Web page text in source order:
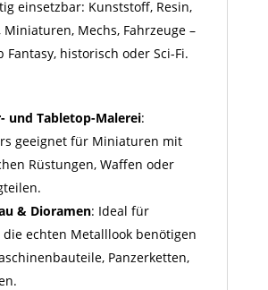
einsetzbar: Kunststoff, Resin,
Miniaturen, Mechs, Fahrzeuge –
Fantasy, historisch oder Sci-Fi.
und Tabletop-Malerei:
geeignet für Miniaturen mit
Rüstungen, Waffen oder
& Dioramen: Ideal für
die echten Metall­look benötigen
Panzer­ketten,